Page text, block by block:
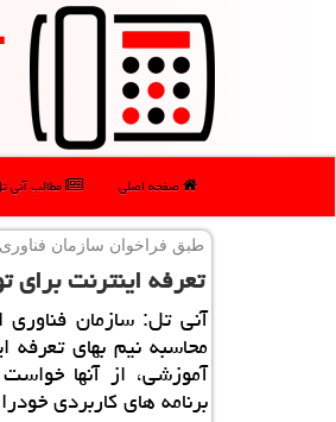
صفحه اصلی مطالب آنی
طبق فراخوان سازمان فناوری
تعرفه اینترنت برای
آنی تل: سازمان فناوری
محاسبه نیم بهای تعرفه
آموزشی، از آنها
برنامه های كاربردی